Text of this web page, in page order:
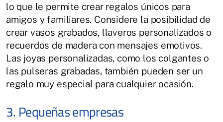
lo que le permite crear regalos únicos para
amigos y familiares. Considere la posibilidad de
crear vasos grabados, llaveros personalizados o
recuerdos de madera con mensajes emotivos.
Las joyas personalizadas, como los colgantes o
las pulseras grabadas, también pueden ser un
regalo muy especial para cualquier ocasión.
3. Pequeñas empresas